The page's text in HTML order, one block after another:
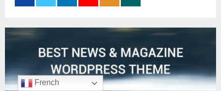
French